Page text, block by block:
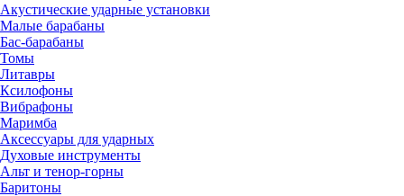
Акустические ударные установки
Малые барабаны
Бас-барабаны
Томы
Литавры
Ксилофоны
Вибрафоны
Маримба
Аксессуары для ударных
Духовые инструменты
Альт и тенор-горны
Баритоны